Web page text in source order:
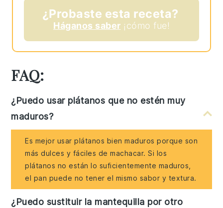
¿Probaste esta receta?
Háganos saber ¡cómo fue!
FAQ:
¿Puedo usar plátanos que no estén muy
maduros?
Es mejor usar plátanos bien maduros porque son
más dulces y fáciles de machacar. Si los
plátanos no están lo suficientemente maduros,
el pan puede no tener el mismo sabor y textura.
¿Puedo sustituir la mantequilla por otro